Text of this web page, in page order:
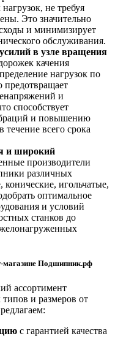
не требуя
Это значительно
и минимизирует
обслуживания.
в узле вращения
качения
нагрузок по
предотвращает
и
способствует
и повышению
всего срока
и широкий
производители
различных
игольчатые,
оптимальное
и условий
станков до
магазине Подшипник.рф
ассортимент
и размеров от
с гарантией качества